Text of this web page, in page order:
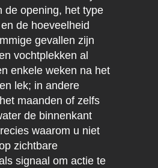
de opening, het type
de hoeveelheid
gevallen zijn
vochtplekken al
enkele weken na het
lek; in andere
maanden of zelfs
de binnenkant
waarom u niet
zichtbare
signaal om actie te